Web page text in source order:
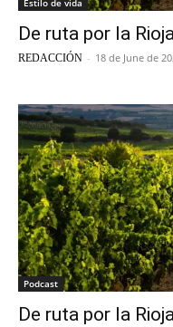
Estilo de vida
De ruta por la
REDACCIÓN - 18 de June de
Podcast
De ruta por la